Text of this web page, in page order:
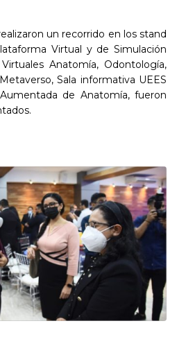
un recorrido en los stand
Virtual y de Simulación
Anatomía, Odontología,
Sala informativa UEES
de Anatomía, fueron